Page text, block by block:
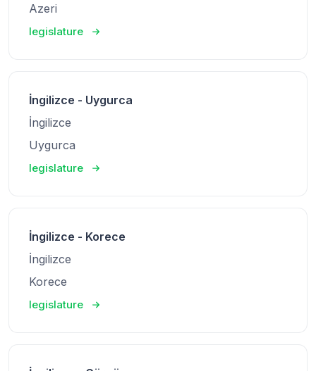
Azeri
legislature
İngilizce - Uygurca
İngilizce
Uygurca
legislature
İngilizce - Korece
İngilizce
Korece
legislature